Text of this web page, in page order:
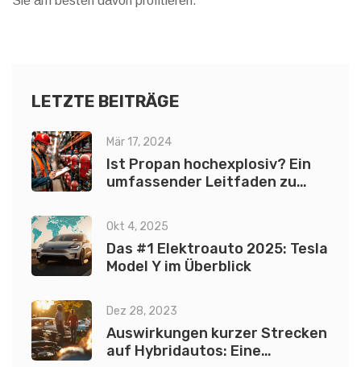
LETZTE BEITRÄGE
Mär 17, 2024
Ist Propan hochexplosiv? Ein
umfassender Leitfaden zu
Okt 4, 2025
Das #1 Elektroauto 2025: Tesla
Model Y im Überblick
Dez 28, 2023
Auswirkungen kurzer Strecken
auf Hybridautos: Eine